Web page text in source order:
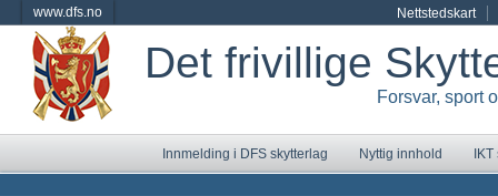
www.dfs.no Nettstedskart
Det frivillige
Forsvar, sport
Innmelding i DFS skytterlag Nyttig innhold